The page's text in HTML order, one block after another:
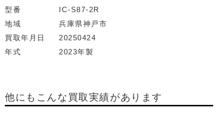
型番
IC-S87-2R
地域
兵庫県神戸市
買取年月日
20250424
年式
2023年製
他にもこんな買取実績があります